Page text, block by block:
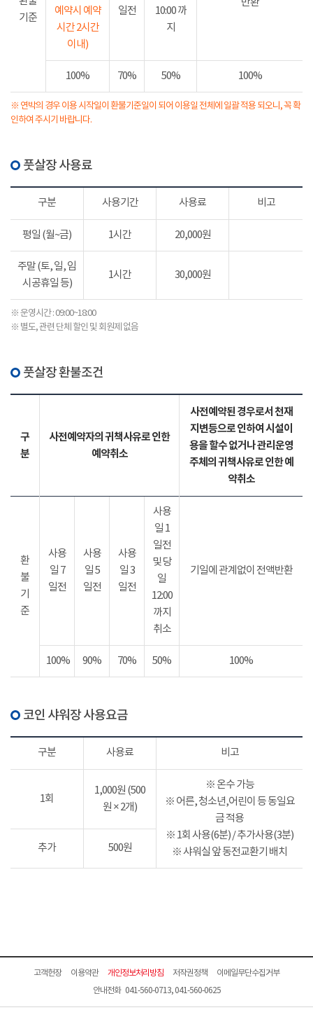
기준
예약시 예약
시간 2시간
이내)
일전
10:00 까
지
100% 70% 50% 100%
※ 연박의 경우 이용 시작일이 환불기준일이 되어 이용일 전체에 일괄 적용 되오니, 꼭 확
인하여 주시기 바랍니다.
풋살장 사용료
구분 사용기간 사용료 비고
평일 (월~금) 1시간 20,000원
주말 (토, 일, 임
시공휴일 등)
1시간 30,000원
※ 운영시간 : 09:00~18:00
※ 별도, 관련 단체 할인 및 회원제 없음
풋살장 환불조건
구
분
사전예약자의 귀책사유로 인한
예약취소
사전예약된 경우로서 천재
지변등으로 인하여 시설이
용을 할수 없거나 관리운영
주체의 귀책사유로 인한 예
약취소
환
불
기
준
사용
일 7
일전
사용
일 5
일전
사용
일 3
일전
사용
일 1
일전
및 당
일
12:00
까지
취소
기일에 관계없이 전액반환
100% 90% 70% 50% 100%
코인 샤워장 사용요금
구분 사용료 비고
1회
1,000원 (500
원 × 2개)
※ 온수 가능
※ 어른, 청소년,어린이 등 동일요
금 적용
※ 1회 사용(6분) / 추가사용(3분)
※ 샤워실 앞 동전교환기 배치
추가 500원
고객헌장 이용약관 개인정보처리방침 저작권정책
이메일무단수집거부
안내전화 041-560-0713, 041-560-0625